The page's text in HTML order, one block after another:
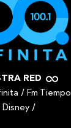
RED
/ Fm Tiempo
Disney /